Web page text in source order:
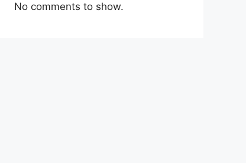
No comments to show.